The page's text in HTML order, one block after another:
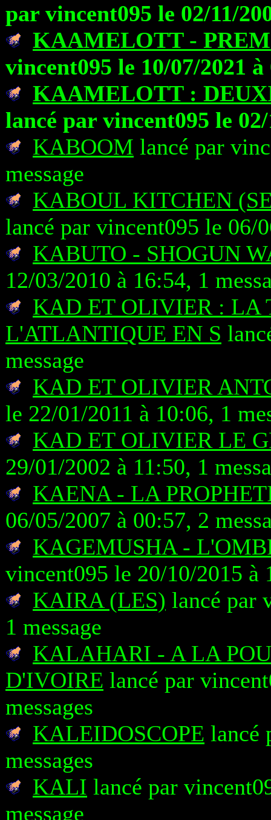
par vincent095 le 02/11/
KAAMELOTT -
vincent095 le 10/07/2021 à
KAAMELOTT :
lancé par vincent095 le 02/
KABOOM lancé par
message
KABOUL KITCHEN
lancé par vincent095 le 06/
KABUTO - SHOGUN
12/03/2010 à 16:54, 1
KAD ET OLIVIER : LA
L'ATLANTIQUE EN S
message
KAD ET OLIVIER
le 22/01/2011 à 10:06, 1
KAD ET OLIVIER LE
29/01/2002 à 11:50, 1
KAENA - LA
06/05/2007 à 00:57, 2
KAGEMUSHA -
vincent095 le 20/10/2015 à
KAIRA (LES) lancé par
1 message
KALAHARI - A LA
D'IVOIRE lancé par
messages
KALEIDOSCOPE lancé
messages
KALI lancé par
message